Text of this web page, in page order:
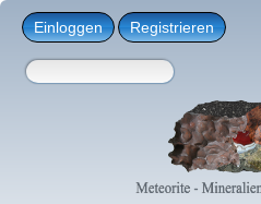
Einloggen Registrieren